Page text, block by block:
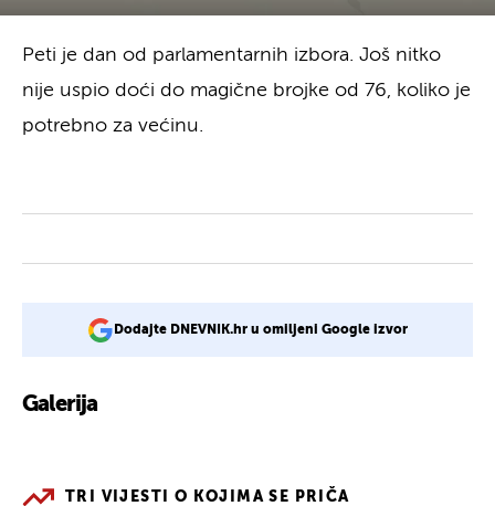
Peti je dan od parlamentarnih izbora. Još nitko
nije uspio doći do magične brojke od 76, koliko je
potrebno za većinu.
Dodajte DNEVNIK.hr u omiljeni Google izvor
Galerija
TRI VIJESTI O KOJIMA SE PRIČA